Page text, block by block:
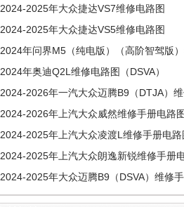
2024-2025年大众捷达VS7维修电路图
2024-2025年大众捷达VS5维修电路图
2024年问界M5（纯电版）（高阶智驾版
2024年奥迪Q2L维修电路图（DSVA）
2024-2026年一汽大众迈腾B9（DTJA）
2024-2026年上汽大众威然维修手册电路图
2024-2025年上汽大众凌渡L维修手册电路
2024-2025年上汽大众朗逸新锐维修手册
2024-2025年大众迈腾B9（DSVA）维修